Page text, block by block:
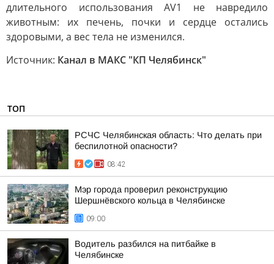
длительного использования AV1 не навредило
животным: их печень, почки и сердце остались
здоровыми, а вес тела не изменился.
Источник: Канал в МАКС "КП Челябинск"
ТОП
РСЧС Челябинская область: Что делать при
беспилотной опасности?
08:42
Мэр города проверил реконструкцию
Шершнёвского кольца в Челябинске
09:00
Водитель разбился на питбайке в
Челябинске